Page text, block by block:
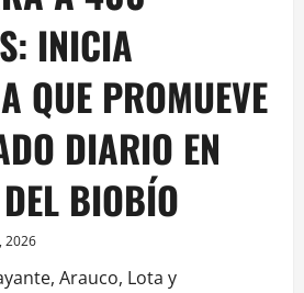
INICIA
QUE PROMUEVE
DIARIO EN
BIOBÍO
2026
Arauco, Lota y